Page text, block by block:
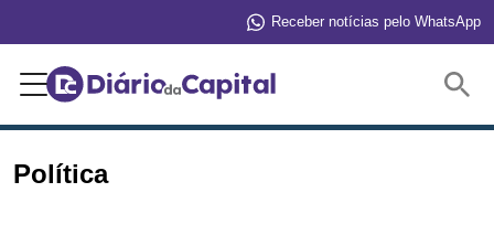
Receber notícias pelo WhatsApp
Política